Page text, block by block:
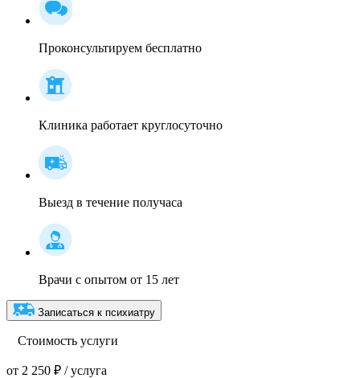
Проконсультируем бесплатно
Клиника работает круглосуточно
Выезд в течение получаса
Врачи с опытом от 15 лет
Записаться к психиатру
Стоимость услуги
от 2 250 ₽ / услуга